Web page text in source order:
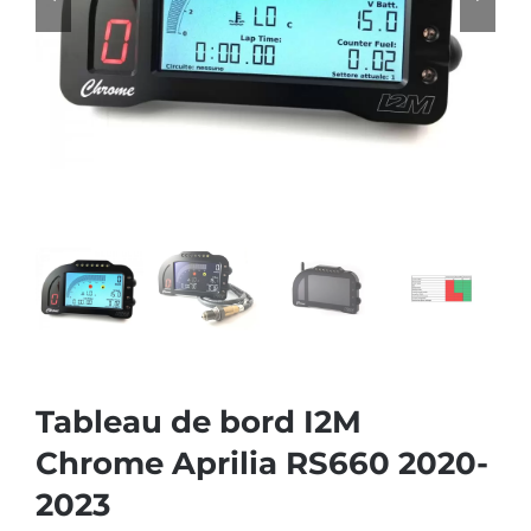
Tableau de bord I2M
Chrome Aprilia RS660 2020-
2023